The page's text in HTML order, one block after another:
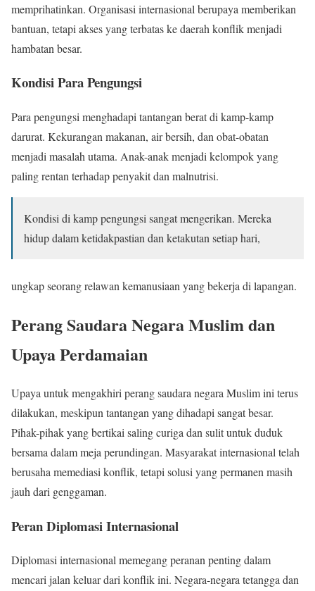
memprihatinkan. Organisasi internasional berupaya memberikan
bantuan, tetapi akses yang terbatas ke daerah konflik menjadi
hambatan besar.
Kondisi Para Pengungsi
Para pengungsi menghadapi tantangan berat di kamp-kamp
darurat. Kekurangan makanan, air bersih, dan obat-obatan
menjadi masalah utama. Anak-anak menjadi kelompok yang
paling rentan terhadap penyakit dan malnutrisi.
Kondisi di kamp pengungsi sangat mengerikan. Mereka
hidup dalam ketidakpastian dan ketakutan setiap hari,
ungkap seorang relawan kemanusiaan yang bekerja di lapangan.
Perang Saudara Negara Muslim dan
Upaya Perdamaian
Upaya untuk mengakhiri perang saudara negara Muslim ini terus
dilakukan, meskipun tantangan yang dihadapi sangat besar.
Pihak-pihak yang bertikai saling curiga dan sulit untuk duduk
bersama dalam meja perundingan. Masyarakat internasional telah
berusaha memediasi konflik, tetapi solusi yang permanen masih
jauh dari genggaman.
Peran Diplomasi Internasional
Diplomasi internasional memegang peranan penting dalam
mencari jalan keluar dari konflik ini. Negara-negara tetangga dan